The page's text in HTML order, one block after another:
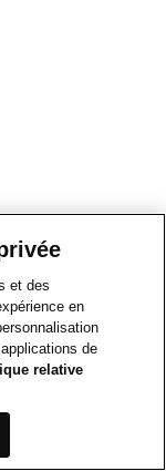
et des
en
de
relative